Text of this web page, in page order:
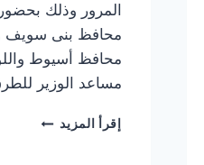
المرور وذلك بحضور
محافظ بنى سويف
محافظ أسيوط
مساعد الوزير
إقرأ المزيد الوزير»